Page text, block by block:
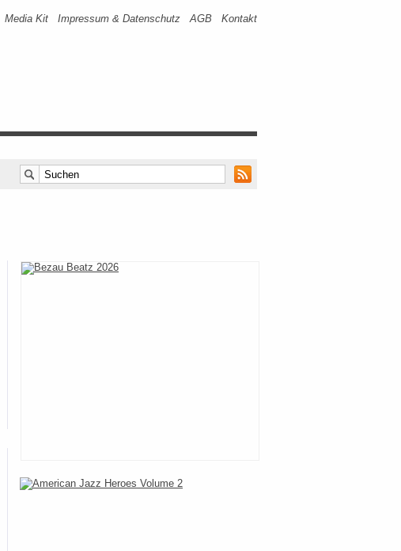
Media Kit Impressum & Datenschutz AGB Kontakt